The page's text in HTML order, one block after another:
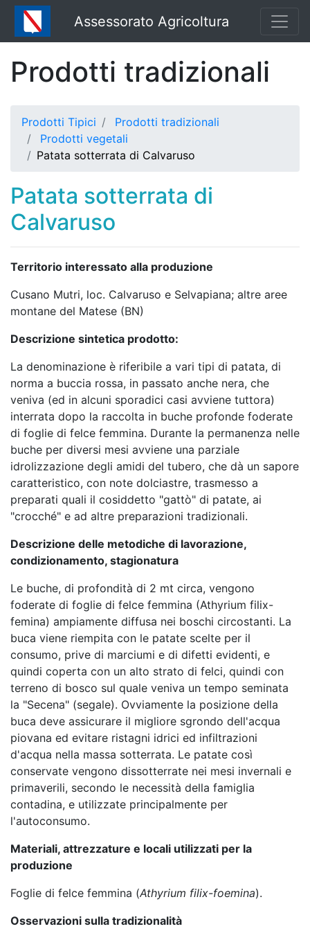
Assessorato Agricoltura
Prodotti tradizionali
Prodotti Tipici
Prodotti tradizionali
Prodotti vegetali
Patata sotterrata di Calvaruso
Patata sotterrata di
Calvaruso
Territorio interessato alla produzione
Cusano Mutri, loc. Calvaruso e Selvapiana; altre aree
montane del Matese (BN)
Descrizione sintetica prodotto:
La denominazione è riferibile a vari tipi di patata, di
norma a buccia rossa, in passato anche nera, che
veniva (ed in alcuni sporadici casi avviene tuttora)
interrata dopo la raccolta in buche profonde foderate
di foglie di felce femmina. Durante la permanenza nelle
buche per diversi mesi avviene una parziale
idrolizzazione degli amidi del tubero, che dà un sapore
caratteristico, con note dolciastre, trasmesso a
preparati quali il cosiddetto "gattò" di patate, ai
"crocché" e ad altre preparazioni tradizionali.
Descrizione delle metodiche di lavorazione,
condizionamento, stagionatura
Le buche, di profondità di 2 mt circa, vengono
foderate di foglie di felce femmina (Athyrium filix-
femina) ampiamente diffusa nei boschi circostanti. La
buca viene riempita con le patate scelte per il
consumo, prive di marciumi e di difetti evidenti, e
quindi coperta con un alto strato di felci, quindi con
terreno di bosco sul quale veniva un tempo seminata
la "Secena" (segale). Ovviamente la posizione della
buca deve assicurare il migliore sgrondo dell'acqua
piovana ed evitare ristagni idrici ed infiltrazioni
d'acqua nella massa sotterrata. Le patate così
conservate vengono dissotterrate nei mesi invernali e
primaverili, secondo le necessità della famiglia
contadina, e utilizzate principalmente per
l'autoconsumo.
Materiali, attrezzature e locali utilizzati per la
produzione
Foglie di felce femmina (Athyrium filix-foemina).
Osservazioni sulla tradizionalità